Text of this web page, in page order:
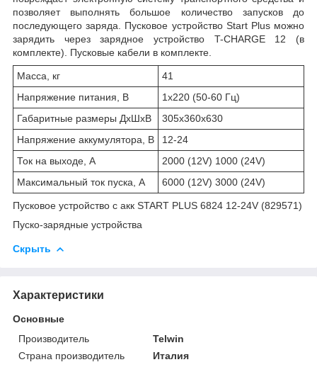
позволяет выполнять большое количество запусков до
последующего заряда. Пусковое устройство Start Plus можно
зарядить через зарядное устройство T-CHARGE 12 (в
комплекте). Пусковые кабели в комплекте.
Масса, кг
41
Напряжение питания, В
1х220 (50-60 Гц)
Габаритные размеры ДхШхВ
305х360х630
Напряжение аккумулятора, В
12-24
Ток на выходе, А
2000 (12V) 1000 (24V)
Максимальный ток пуска, А
6000 (12V) 3000 (24V)
Пусковое устройство с акк START PLUS 6824 12-24V (829571)
Пуско-зарядные устройства
Скрыть
Характеристики
Основные
Производитель
Telwin
Страна производитель
Италия